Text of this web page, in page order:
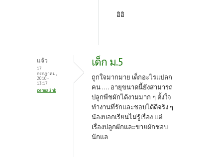
อิอิ
แจ้ว
17
กรกฎาคม,
2010 -
13:17
permalink
เด็ก ม.5
ถูกใจมากมาย เด็กอะไรแปลก
คน .... อายุขนาดนี้ยังสามารถ
ปลูกพืชผักได้งามมาก ๆ ตั้งใจ
ทำงานที่รักและชอบได้ดีจริง ๆ
น้องบอกเรียนไม่รู้เรื่อง แต่
เรื่องปลูกผักและขายผักชอบ
นักแล